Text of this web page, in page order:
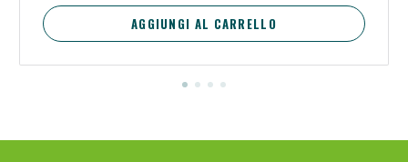
AGGIUNGI AL CARRELLO